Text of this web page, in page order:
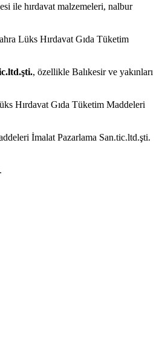
ile hırdavat malzemeleri, nalbur
Lüks Hırdavat Gıda Tüketim
, özellikle Balıkesir ve yakınları
Hırdavat Gıda Tüketim Maddeleri
İmalat Pazarlama San.tic.ltd.şti.